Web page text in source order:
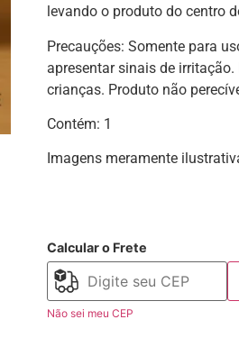
levando o produto do centro
Precauções: Somente para
apresentar sinais de
crianças. Produto não
Contém: 1
Imagens meramente
Calcular o Frete
Não sei meu CEP